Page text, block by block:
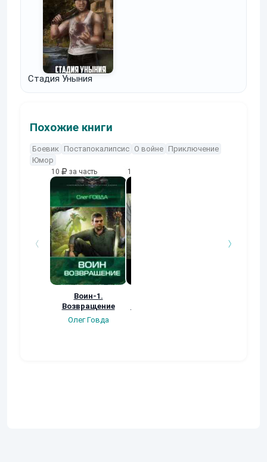
Стадия Уныния
Похожие книги
Боевик Постапокалипсис О войне Приключение
Юмор
10 за часть
Воин-1.
Возвращение
Олег Говда
10